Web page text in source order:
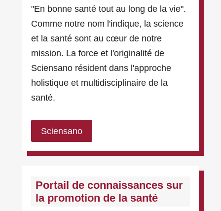
"En bonne santé tout au long de la vie".
Comme notre nom l'indique, la science
et la santé sont au cœur de notre
mission. La force et l'originalité de
Sciensano résident dans l'approche
holistique et multidisciplinaire de la
santé.
Sciensano
Portail de connaissances sur
la promotion de la santé